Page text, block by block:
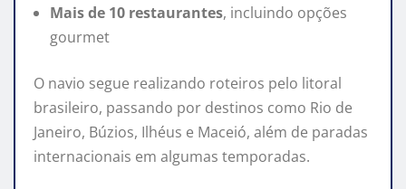
Mais de 10 restaurantes, incluindo opções
gourmet
O navio segue realizando roteiros pelo litoral
brasileiro, passando por destinos como Rio de
Janeiro, Búzios, Ilhéus e Maceió, além de paradas
internacionais em algumas temporadas.